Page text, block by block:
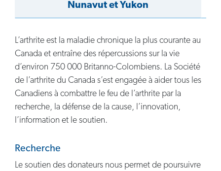
Nunavut et Yukon
L’arthrite est la maladie chronique la plus courante au
Canada et entraîne des répercussions sur la vie
d’environ 750 000 Britanno-Colombiens. La Société
de l’arthrite du Canada s’est engagée à aider tous les
Canadiens à combattre le feu de l’arthrite par la
recherche, la défense de la cause, l’innovation,
l’information et le soutien.
Recherche
Le soutien des donateurs nous permet de poursuivre